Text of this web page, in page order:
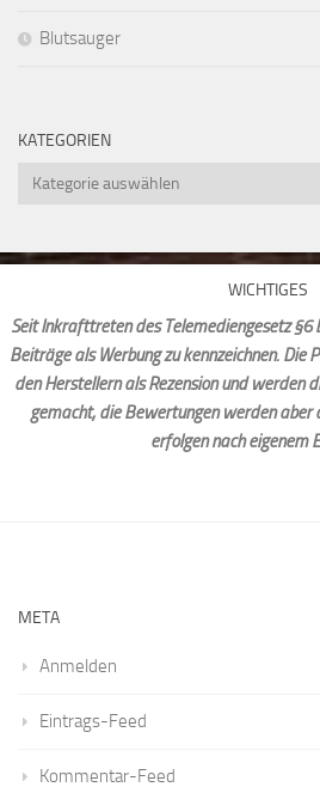
Blutsauger
KATEGORIEN
Kategorien
WICHTIGES
Seit Inkrafttreten des Telemediengesetz §6
Beiträge als Werbung zu kennzeichnen. Die
den Herstellern als Rezension und werden
gemacht, die Bewertungen werden aber
erfolgen nach eigenem
META
Anmelden
Eintrags-Feed
Kommentar-Feed